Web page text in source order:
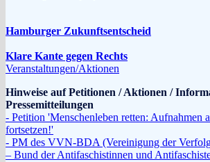
Hamburger Zukunftsentscheid
Klare Kante gegen Rechts
Veranstaltungen/Aktionen
Hinweise auf Petitionen / Aktionen /
Pressemitteilungen
- Petition 'Menschenleben retten: Aufnahmen
fortsetzen!'
- PM des VVN-BDA (Vereinigung der
– Bund der Antifaschistinnen und